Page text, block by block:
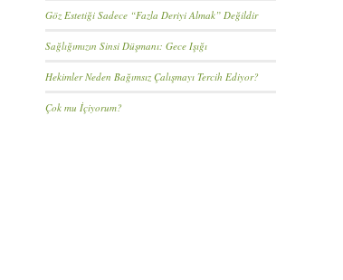
Göz Estetiği Sadece “Fazla Deriyi Almak” Değildir
Sağlığımızın Sinsi Düşmanı: Gece Işığı
Hekimler Neden Bağımsız Çalışmayı Tercih Ediyor?
Çok mu İçiyorum?